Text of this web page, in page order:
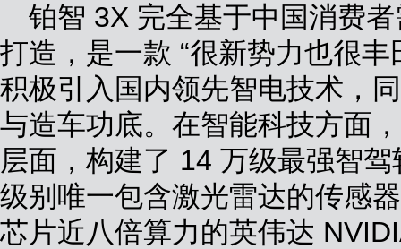
铂智 3X 完全基于中国消费
打造，是一款 “很新势力也很
积极引入国内领先智电技术，
与造车功底。在智能科技方面
层面，构建了 14 万级最强智
级别唯一包含激光雷达的传感
芯片近八倍算力的英伟达